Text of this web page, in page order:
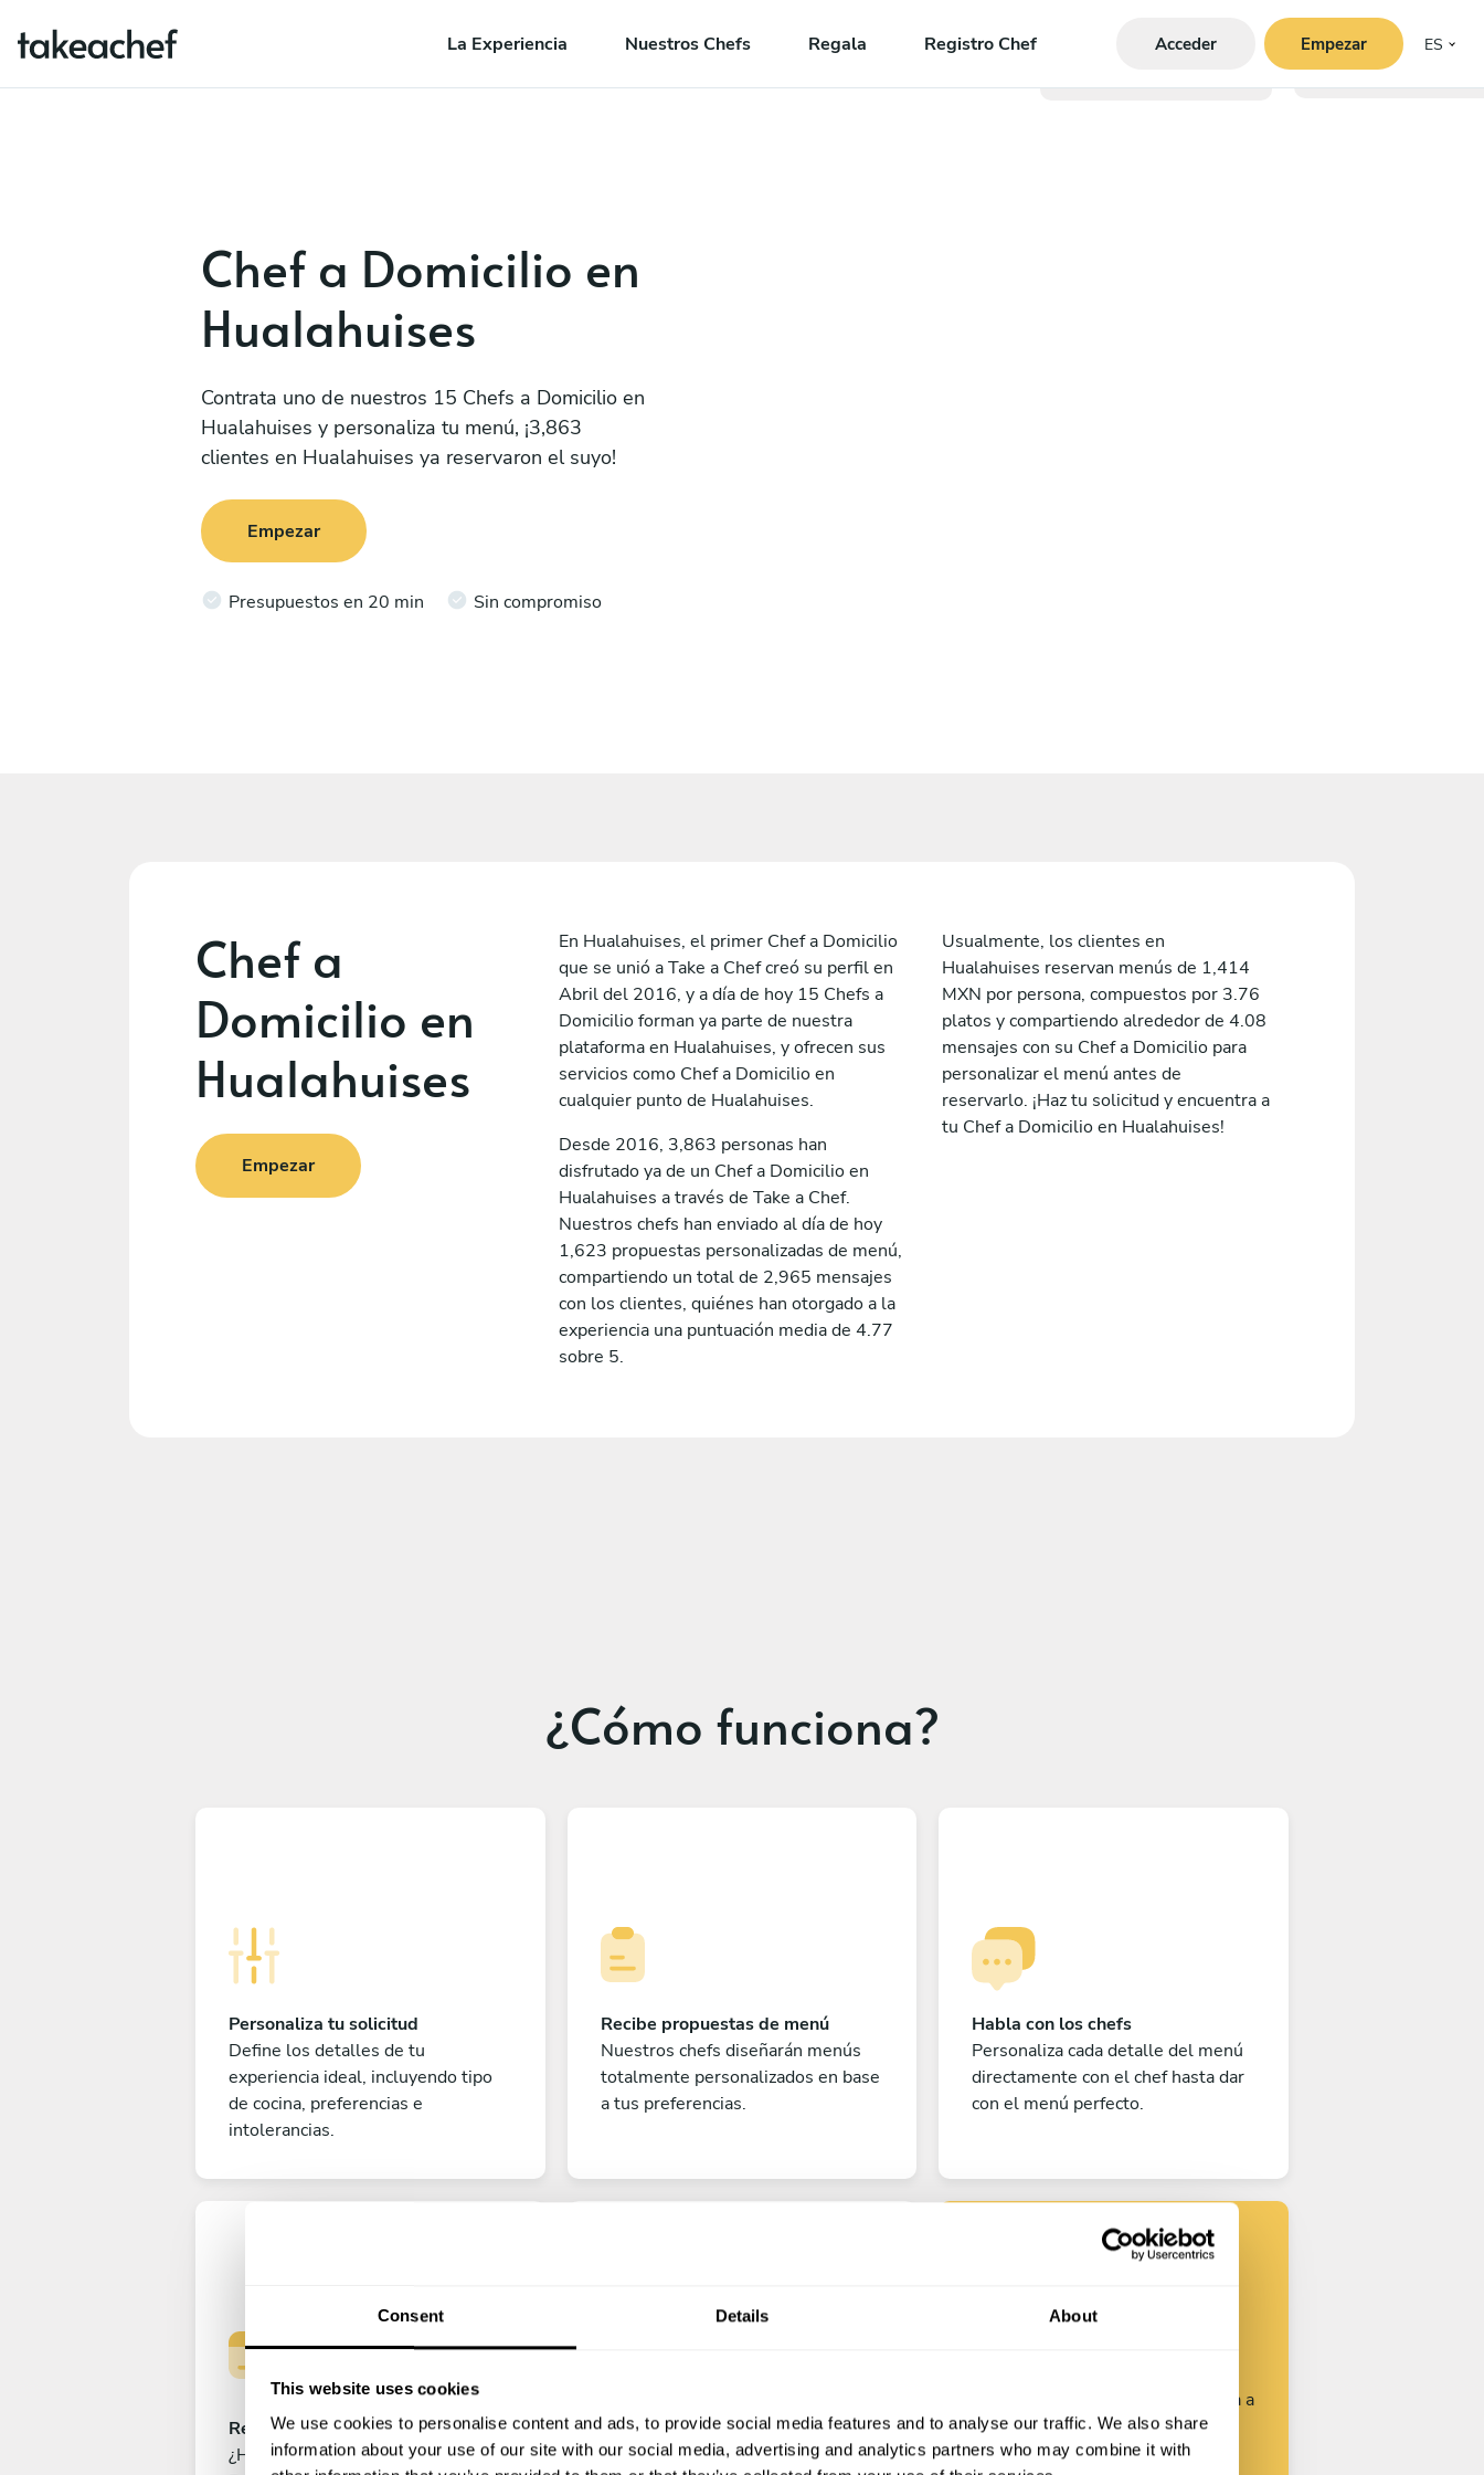
Consent Details About
This website uses cookies
We use cookies to personalise content and ads, to provide social media features and to analyse our traffic. We also share
information about your use of our site with our social media, advertising and analytics partners who may combine it with
La Experiencia Nuestros Chefs Regala Registro Chef Acceder Empezar ES
Chef a Domicilio en
Hualahuises
Contrata uno de nuestros 15 Chefs a Domicilio en
Hualahuises y personaliza tu menú, ¡3,863
clientes en Hualahuises ya reservaron el suyo!
Empezar
Presupuestos en 20 min Sin compromiso
Chef a
Domicilio en
Hualahuises
Empezar
En Hualahuises, el primer Chef a Domicilio
que se unió a Take a Chef creó su perfil en
Abril del 2016, y a día de hoy 15 Chefs a
Domicilio forman ya parte de nuestra
plataforma en Hualahuises, y ofrecen sus
servicios como Chef a Domicilio en
cualquier punto de Hualahuises.
Desde 2016, 3,863 personas han
disfrutado ya de un Chef a Domicilio en
Hualahuises a través de Take a Chef.
Nuestros chefs han enviado al día de hoy
1,623 propuestas personalizadas de menú,
compartiendo un total de 2,965 mensajes
con los clientes, quiénes han otorgado a la
experiencia una puntuación media de 4.77
sobre 5.
Usualmente, los clientes en
Hualahuises reservan menús de 1,414
MXN por persona, compuestos por 3.76
platos y compartiendo alrededor de 4.08
mensajes con su Chef a Domicilio para
personalizar el menú antes de
reservarlo. ¡Haz tu solicitud y encuentra a
tu Chef a Domicilio en Hualahuises!
¿Cómo funciona?
Personaliza tu solicitud
Define los detalles de tu
experiencia ideal, incluyendo tipo
de cocina, preferencias e
intolerancias.
Recibe propuestas de menú
Nuestros chefs diseñarán menús
totalmente personalizados en base
a tus preferencias.
Habla con los chefs
Personaliza cada detalle del menú
directamente con el chef hasta dar
con el menú perfecto.
Reserva tu experiencia
¿Has cerrado ya el menú perfecto?
¡A disfrutar!
¡Todo listo! Ya solo queda contar
Encuentra tu
chef
Personaliza tu solicitud y empieza a
hablar con los chefs.